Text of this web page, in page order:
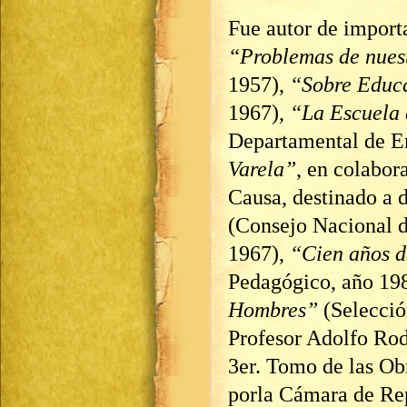
Fue autor de
“Problemas de
1957), “Sobre
1967), “La
Departamental de
Varela”, en
Causa, destinado
(Consejo Nacional
1967), “Cien años
Pedagógico, año
Hombres”
Profesor Adolfo
3er. Tomo de las
porla Cámara de